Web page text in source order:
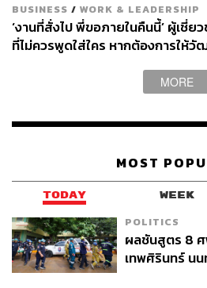
ในข้อมูลสองแบบนี้ นักจิตวิทยาบอกว่
Soft-Wired Information ได้ แต่เปลี่ย
Information ไม่ได้
มันเหมือนกับว่า ร่างกายของมนุษย์เ
เปลี่ยนร่างกายของเราให้ไม่ต้องกา
พัฒนาการในร่างกายที่จะอยู่รอดตา
วิวัฒนาการได้สร้างเรามาก็ไม่ได้อี
แต่สิ่งที่เปลี่ยนได้ ก็คือซอฟต์แวร์ในส
ประมวลผลข้อมูลแบบ Soft-Wired ซึ่
ความคิดความเชื่อของเรา ซึ่งแน่นอ
เราต้อง ‘ฝึก’ ให้ร่างกายของเราคุ้น
BUSINESS / WORK & LEADERSHIP
‘งานที่สั่งไป พี่ขอภายในคืนนี้’ ผู้เชี่ย
ที่ไม่ควรพูดใส่ใคร หากต้องการให้
MORE
MOST
TODAY WEEK
POLITICS
ผลชันสูตร 8 ศ
เทพศิรินทร์ น